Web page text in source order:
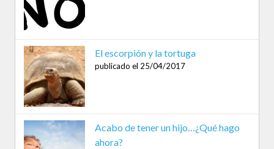
El escorpión y la tortuga
publicado el 25/04/2017
Acabo de tener un hijo…¿Qué hago
ahora?